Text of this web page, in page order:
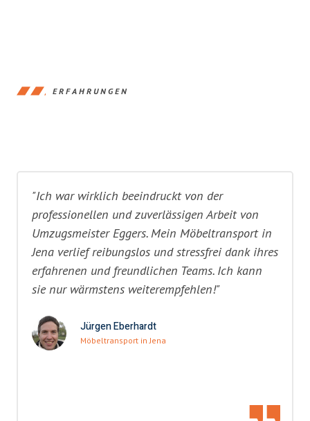
ERFAHRUNGEN
"Ich war wirklich beeindruckt von der
professionellen und zuverlässigen Arbeit von
Umzugsmeister Eggers. Mein Möbeltransport in
Jena verlief reibungslos und stressfrei dank ihres
erfahrenen und freundlichen Teams. Ich kann
sie nur wärmstens weiterempfehlen!"
Jürgen Eberhardt
Möbeltransport in Jena